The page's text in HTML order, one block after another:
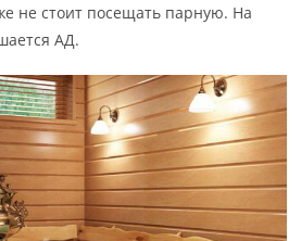
не стоит посещать парную. На
АД.